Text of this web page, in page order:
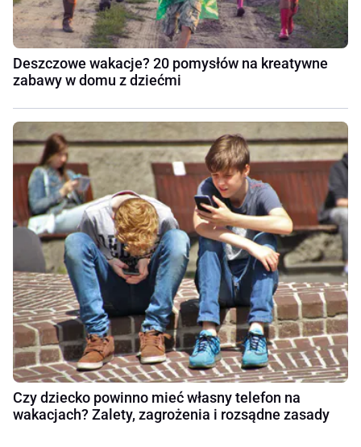
Deszczowe wakacje? 20 pomysłów na kreatywne
zabawy w domu z dziećmi
Czy dziecko powinno mieć własny telefon na
wakacjach? Zalety, zagrożenia i rozsądne zasady